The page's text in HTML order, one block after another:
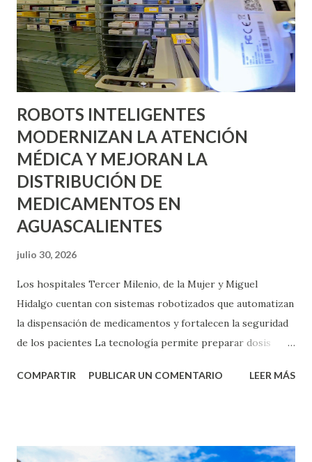
ROBOTS INTELIGENTES
MODERNIZAN LA ATENCIÓN
MÉDICA Y MEJORAN LA
DISTRIBUCIÓN DE
MEDICAMENTOS EN
AGUASCALIENTES
julio 30, 2026
Los hospitales Tercer Milenio, de la Mujer y Miguel
Hidalgo cuentan con sistemas robotizados que automatizan
la dispensación de medicamentos y fortalecen la seguridad
de los pacientes La tecnología permite preparar dosis
agilizar los procesos dentro de las farmacias hospitalarias
COMPARTIR PUBLICAR UN COMENTARIO LEER MÁS